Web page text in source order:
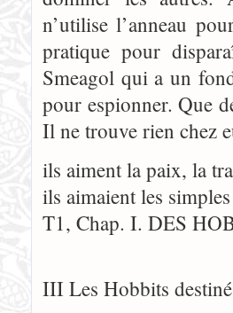
n’utilise l’anneau
pratique pour
Smeagol qui a un
pour espionner. Que
Il ne trouve rien chez
ils aiment la paix, la
ils aimaient les
T1, Chap. I. DES
III Les Hobbits